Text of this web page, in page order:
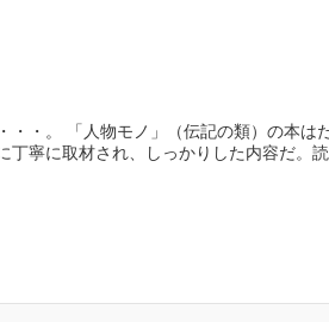
・・。 「人物モノ」（伝記の類）の本は
丁寧に取材され、しっかりした内容だ。